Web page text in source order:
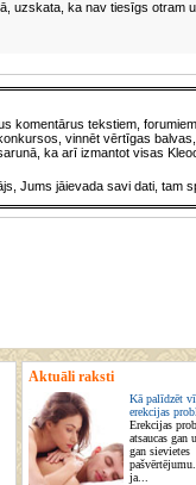
uzskata, ka nav tiesīgs otram
komentārus tekstiem,
vinnēt vērtīgas
ka arī izmantot visas
Jums jāievada savi dati, tam
Aktuāli raksti
Kā palīdzēt
erekcijas
Erekcijas
atsaucas gan
gan sievietes
ja...